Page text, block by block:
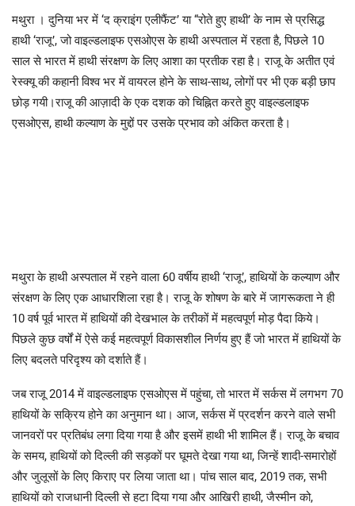
मथुरा । दुनिया भर में ‘द क्राइंग एलीफैंट’ या “रोते हुए हाथी’ के नाम से प्रसिद्ध
हाथी ‘राजू’, जो वाइल्डलाइफ एसओएस के हाथी अस्पताल में रहता है, पिछले 10
साल से भारत में हाथी संरक्षण के लिए आशा का प्रतीक रहा है। राजू के अतीत एवं
रेस्क्यू की कहानी विश्व भर में वायरल होने के साथ-साथ, लोगों पर भी एक बड़ी छाप
छोड़ गयी।राजू की आज़ादी के एक दशक को चिह्नित करते हुए वाइल्डलाइफ
एसओएस, हाथी कल्याण के मुद्दों पर उसके प्रभाव को अंकित करता है।
मथुरा के हाथी अस्पताल में रहने वाला 60 वर्षीय हाथी ‘राजू’, हाथियों के कल्याण और
संरक्षण के लिए एक आधारशिला रहा है। राजू के शोषण के बारे में जागरूकता ने ही
10 वर्ष पूर्व भारत में हाथियों की देखभाल के तरीकों में महत्वपूर्ण मोड़ पैदा किये।
पिछले कुछ वर्षों में ऐसे कई महत्वपूर्ण विकासशील निर्णय हुए हैं जो भारत में हाथियों के
लिए बदलते परिदृश्य को दर्शाते हैं।
जब राजू 2014 में वाइल्डलाइफ एसओएस में पहुंचा, तो भारत में सर्कस में लगभग 70
हाथियों के सक्रिय होने का अनुमान था। आज, सर्कस में प्रदर्शन करने वाले सभी
जानवरों पर प्रतिबंध लगा दिया गया है और इसमें हाथी भी शामिल हैं। राजू के बचाव
के समय, हाथियों को दिल्ली की सड़कों पर घूमते देखा गया था, जिन्हें शादी-समारोहों
और जुलूसों के लिए किराए पर लिया जाता था। पांच साल बाद, 2019 तक, सभी
हाथियों को राजधानी दिल्ली से हटा दिया गया और आखिरी हाथी, जैस्मीन को,